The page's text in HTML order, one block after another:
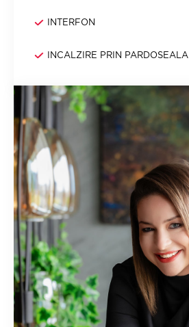
INTERFON
INCALZIRE PRIN PARDOSEALA